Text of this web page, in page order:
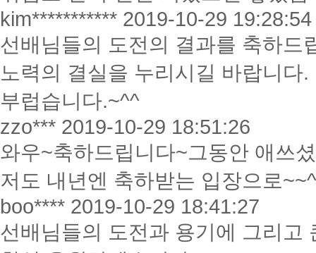
kim*********** 2019-10-29 19:28:54
선배님들의 도전의 결과를 축하드
노력의 결실을 누리시길 바랍니다.
부럽습니다.~^^
zzo*** 2019-10-29 18:51:26
와우~축하드립니다~그동안 애쓰
저도 내년엔 축하받는 입장으로
boo**** 2019-10-29 18:41:27
선배님들의 도전과 용기에 그리고